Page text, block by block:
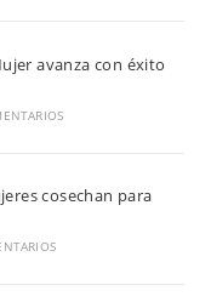
avanza con éxito
cosechan para